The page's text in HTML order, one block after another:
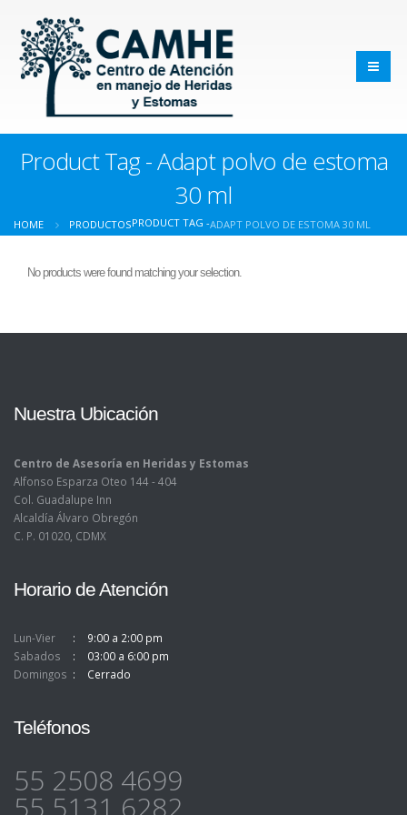
Product Tag - Adapt polvo de estoma
30 ml
HOME PRODUCTOSPRODUCT TAG -ADAPT POLVO DE ESTOMA 30 ML
No products were found matching your selection.
Nuestra Ubicación
Centro de Asesoría en Heridas y Estomas
Alfonso Esparza Oteo 144 - 404
Col. Guadalupe Inn
Alcaldía Álvaro Obregón
C. P. 01020, CDMX
Horario de Atención
Lun-Vier
9:00 a 2:00 pm
Sabados
03:00 a 6:00 pm
Domingos
Cerrado
Teléfonos
55 2508 4699
55 5131 6282